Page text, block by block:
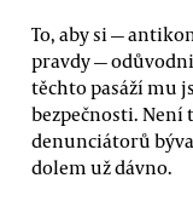
To, aby si —
pravdy —
těchto pasáží mu
bezpečnosti. Není
denunciátorů
dolem už dávno.